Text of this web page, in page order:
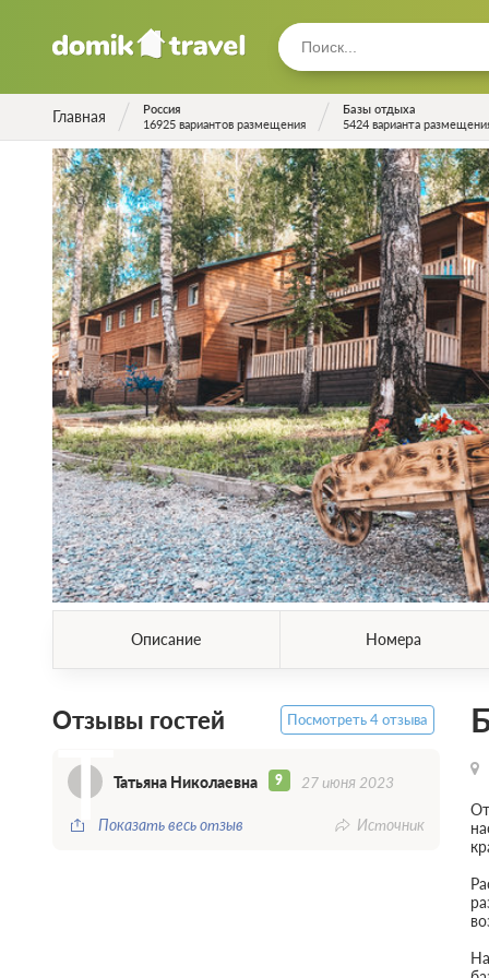
Главная
Россия
16925 вариантов размещения
Базы отдыха
5424 варианта
Описание Номера
Отзывы гостей Посмотреть 4 отзыва
ТТатьяна Николаевна 9 27 июня 2023
Показать весь отзыв Источник